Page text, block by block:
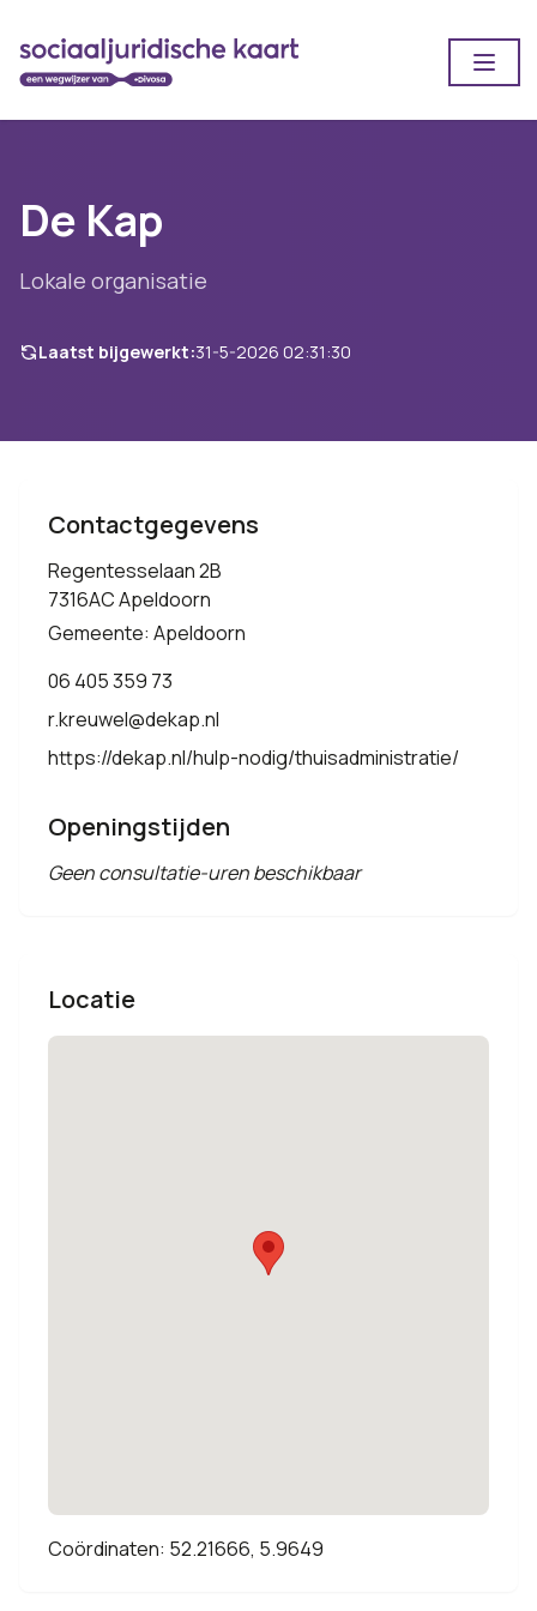
De Kap
Lokale organisatie
Laatst bijgewerkt:31-5-2026 02:31:30
Contactgegevens
Regentesselaan 2B
7316AC Apeldoorn
Gemeente: Apeldoorn
06 405 359 73
r.kreuwel@dekap.nl
https://dekap.nl/hulp-nodig/thuisadministratie/
Openingstijden
Geen consultatie-uren beschikbaar
Locatie
Coördinaten: 52.21666, 5.9649